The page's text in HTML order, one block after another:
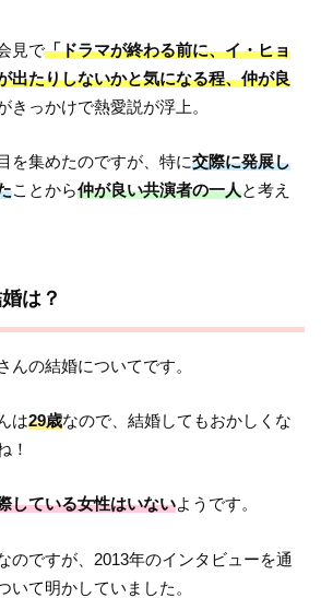
見で「ドラマが終わる前に、イ・ヒョ
出たりしないかと気になる程、仲が良
きっかけで熱愛説が浮上。
を集めたのですが、特に交際に発展し
ことから仲が良い共演者の一人と考え
は？
んの結婚についてです。
は29歳なので、結婚してもおかしくな
！
している女性はいないようです。
のですが、2013年のインタビューを通
いて明かしていました。